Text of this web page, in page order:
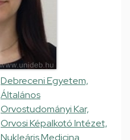
Debreceni Egyetem,
Általános
Orvostudományi Kar,
Orvosi Képalkotó Intézet,
Nukleáris Medicina